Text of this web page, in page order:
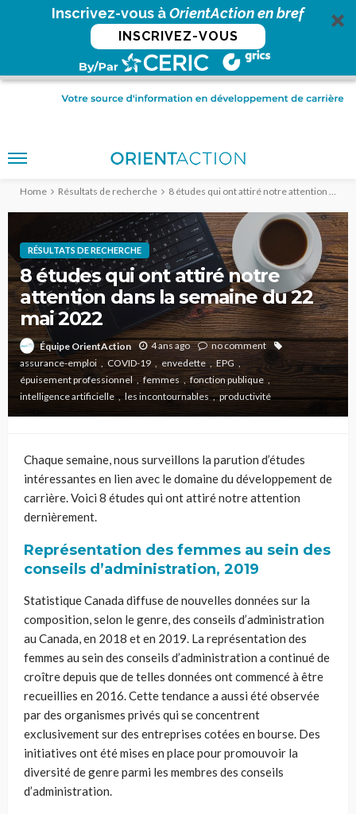
Inscrivez-vous àOrientAction en bref
INSCRIVEZ-VOUS
Home Résultats de recherche 8 études qui ont attiré notre attention dans la semaine du 22 mai 2022
RÉSULTATS DE RECHERCHE
8 études qui ont attiré notre
attention dans la semaine du 22
mai 2022
Équipe OrientAction 4 ans ago
no comment
assurance-emploi
COVID-19 envedette
EPG
épuisement professionnel
femmes
fonction publique
intelligence artificielle
les incontournables productivité
Chaque semaine, nous surveillons la parution d’études
intéressantes en lien avec le domaine du développement de
carrière. Voici 8 études qui ont attiré notre attention
dernièrement.
Représentation des femmes au sein des
conseils d’administration, 2019
Statistique Canada diffuse de nouvelles données sur la
composition, selon le genre, des conseils d’administration
au Canada, en 2018 et en 2019. La représentation des
femmes au sein des conseils d’administration a continué de
croître depuis que de telles données ont commencé à être
recueillies en 2016. Cette tendance a aussi été observée
par des organismes privés qui se concentrent
exclusivement sur des entreprises cotées en bourse. Des
initiatives ont été mises en place pour promouvoir la
diversité de genre parmi les membres des conseils
d’administration.